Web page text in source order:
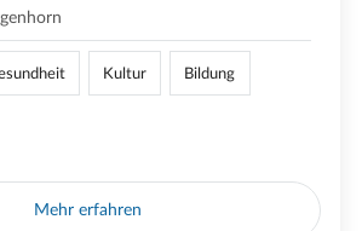
Kultur Bildung
Mehr erfahren